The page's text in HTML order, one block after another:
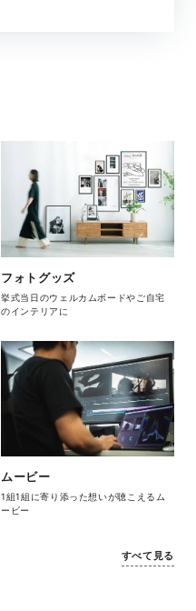
フォトグッズ
挙式当日のウェルカムボードやご自宅
のインテリアに
ムービー
1組1組に寄り添った想いが聴こえるム
ービー
すべて見る